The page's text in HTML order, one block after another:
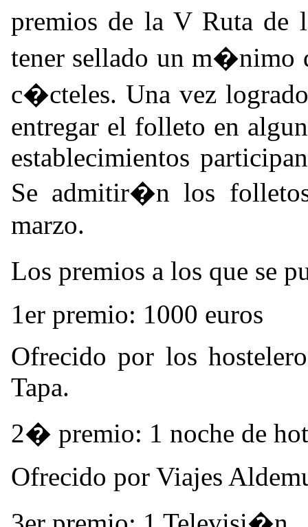
premios de la V Ruta
tener sellado un m�nimo
c�cteles. Una vez
entregar el folleto en
establecimientos
Se admitir�n los
marzo.
Los premios a los que se
1er premio: 1000 euros
Ofrecido por los
Tapa.
2� premio: 1 noche de
Ofrecido por Viajes